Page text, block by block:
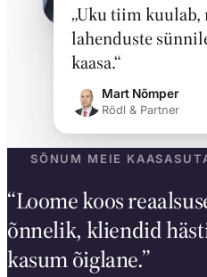
„Uku tiim kuulab,
lahenduste
kaasa.“
Mart Nõmper
Rödl & Partner
SÕNUM MEIE
“Loome koos
õnnelik, kliendid
kasum õiglane.”